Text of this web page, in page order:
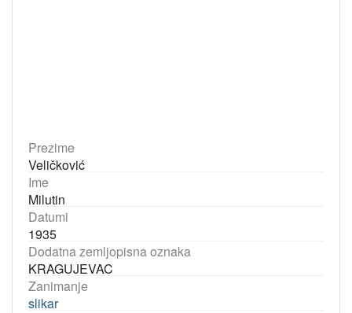
Prezime
Veličković
Ime
Milutin
Datumi
1935
Dodatna zemljopisna oznaka
KRAGUJEVAC
Zanimanje
slikar